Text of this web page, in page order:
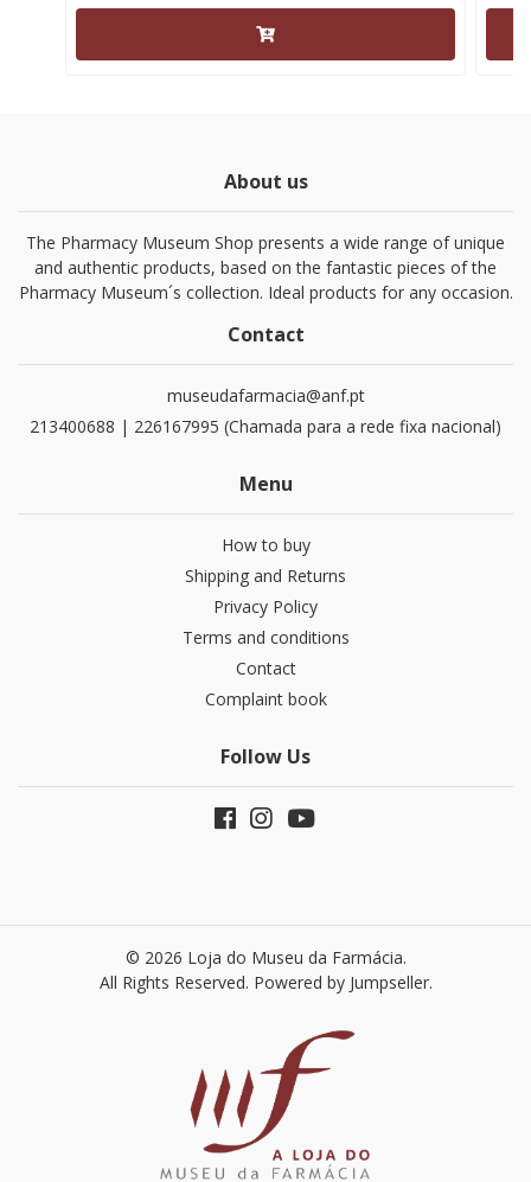
About us
The Pharmacy Museum Shop presents a wide range of unique
and authentic products, based on the fantastic pieces of the
Pharmacy Museum´s collection. Ideal products for any occasion.
Contact
museudafarmacia@anf.pt
213400688 | 226167995 (Chamada para a rede fixa nacional)
Menu
How to buy
Shipping and Returns
Privacy Policy
Terms and conditions
Contact
Complaint book
Follow Us
© 2026 Loja do Museu da Farmácia.
All Rights Reserved. Powered by Jumpseller.